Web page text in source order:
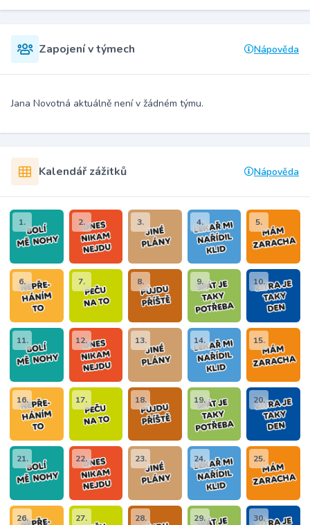
Zapojení v týmech Nápověda
Jana Novotná aktuálně není v žádném týmu.
Kalendář zážitků Nápověda
1. 2. 3. 4. 5.
6. 7. 8. 9. 10.
11. 12. 13. 14. 15.
16. 17. 18. 19. 20.
21. 22. 23. 24. 25.
26. 27. 28. 29. 30.